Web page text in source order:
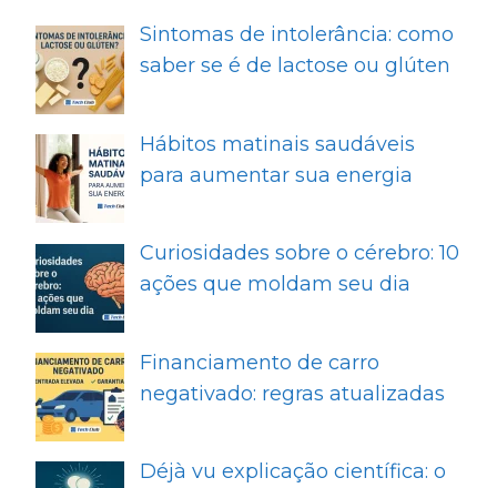
Sintomas de intolerância: como
saber se é de lactose ou glúten
Hábitos matinais saudáveis
para aumentar sua energia
Curiosidades sobre o cérebro: 10
ações que moldam seu dia
Financiamento de carro
negativado: regras atualizadas
Déjà vu explicação científica: o